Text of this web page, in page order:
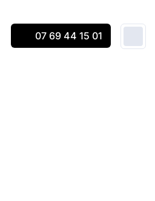
07 69 44 15 01